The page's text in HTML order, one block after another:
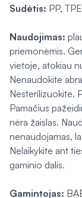
Sudėtis: PP,
Naudojimas:
priemonėmis.
vietoje, atokiau
Nenaudokite
Nesterilizuokite.
Pamačius
nėra žaislas.
nenaudojamas,
Nelaikykite ant
gaminio dalis.
Gamintojas: